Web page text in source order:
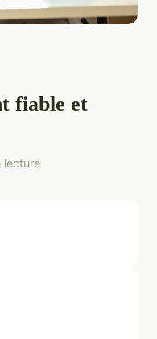
fiable et
lecture